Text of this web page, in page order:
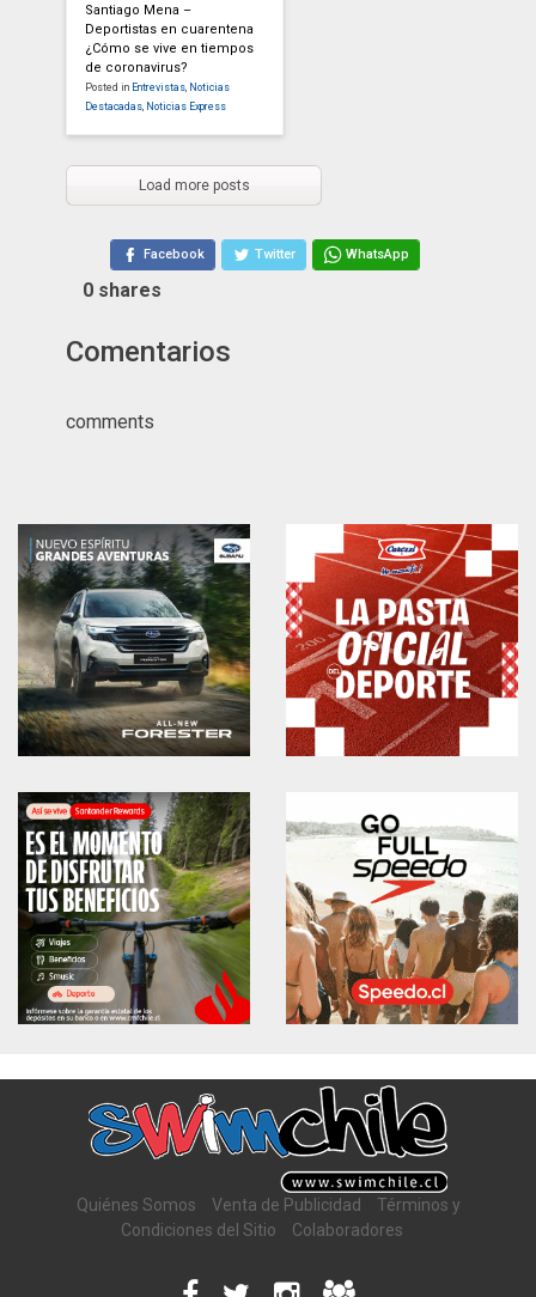
Santiago Mena –
Deportistas en cuarentena
¿Cómo se vive en tiempos
de coronavirus?
Posted in Entrevistas Noticias
Destacadas Noticias Express
Load more posts
Facebook Twitter WhatsApp
0 shares
Comentarios
comments
Quiénes Somos Venta de Publicidad
Términos y
Condiciones del Sitio
Colaboradores